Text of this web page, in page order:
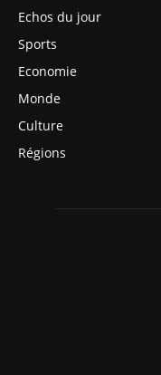
Echos du jour
Sports
Economie
Monde
Culture
Régions